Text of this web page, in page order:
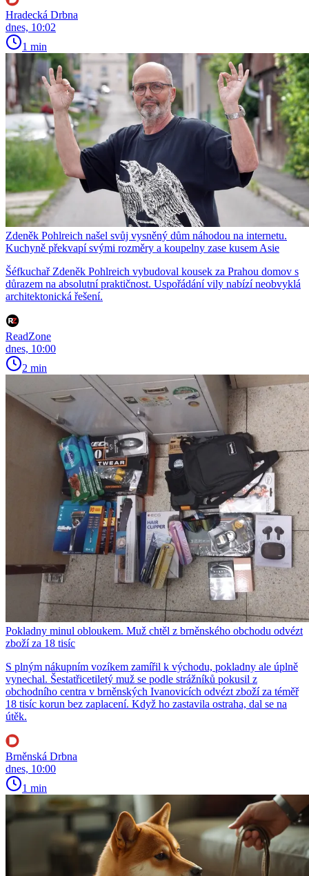
Hradecká Drbna
dnes, 10:02
1 min
Zdeněk Pohlreich našel svůj vysněný dům náhodou na internetu.
Kuchyně překvapí svými rozměry a koupelny zase kusem Asie
Šéfkuchař Zdeněk Pohlreich vybudoval kousek za Prahou domov s
důrazem na absolutní praktičnost. Uspořádání vily nabízí neobvyklá
architektonická řešení.
ReadZone
dnes, 10:00
2 min
Pokladny minul obloukem. Muž chtěl z brněnského obchodu odvézt
zboží za 18 tisíc
S plným nákupním vozíkem zamířil k východu, pokladny ale úplně
vynechal. Šestatřicetiletý muž se podle strážníků pokusil z
obchodního centra v brněnských Ivanovicích odvézt zboží za téměř
18 tisíc korun bez zaplacení. Když ho zastavila ostraha, dal se na
útěk.
Brněnská Drbna
dnes, 10:00
1 min